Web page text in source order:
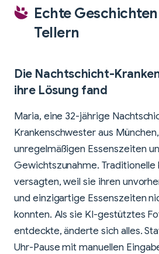
Echte
Tellern
Die Nachtschicht-
ihre Lösung fand
Maria, eine 32-jährige
Krankenschwester aus
unregelmäßigen Essenszeiten
Gewichtszunahme. Traditionelle
versagten, weil sie ihren
und einzigartige Essenszeiten
konnten. Als sie KI-gestütztes
entdeckte, änderte sich alles.
Uhr-Pause mit manuellen